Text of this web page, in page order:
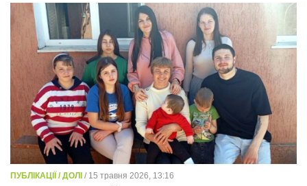
ПУБЛІКАЦІЇ / ДОЛІ / 15 травня 2026, 13:16